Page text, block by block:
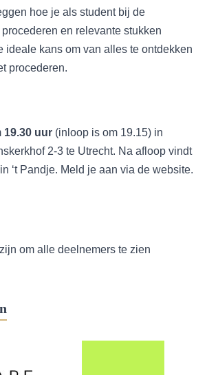
hoe je als student bij de
en relevante stukken
ideale kans om van alles te ontdekken
procederen.
19.30 uur (inloop is om 19.15) in
2-3 te Utrecht. Na afloop vindt
‘t Pandje. Meld je aan via de website.
zijn om alle deelnemers te zien